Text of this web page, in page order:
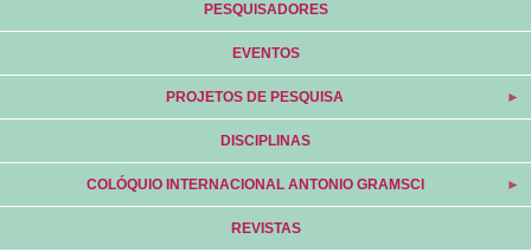
PESQUISADORES
EVENTOS
PROJETOS DE PESQUISA
DISCIPLINAS
COLÓQUIO INTERNACIONAL ANTONIO GRAMSCI
REVISTAS